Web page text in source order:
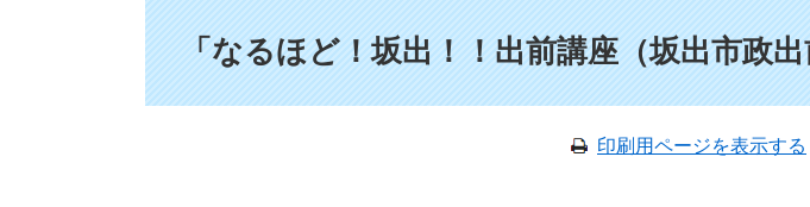
「なるほど！坂出！！出前講座（坂出市政出
印刷用ページを表示する